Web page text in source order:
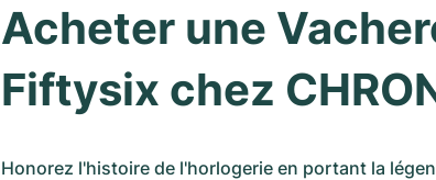
Acheter une
Fiftysix chez
Honorez l'histoire de l'horlogerie en portant la